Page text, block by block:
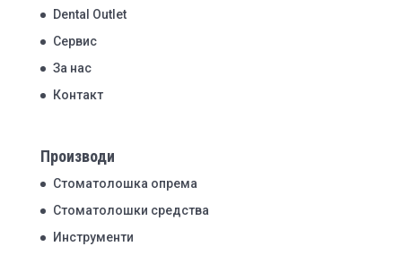
Dental Outlet
Сервис
За нас
Контакт
Производи
Стоматолошка опрема
Стоматолошки средства
Инструменти